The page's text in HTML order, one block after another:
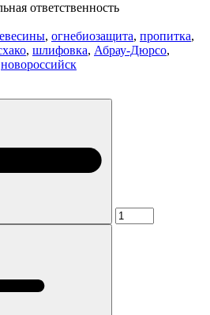
ответственность
, огнебиозащита, пропитка,
, шлифовка, Абрау-Дюрсо,
новороссийск